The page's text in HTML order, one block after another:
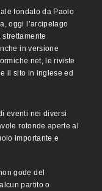
fondato da Paolo
oggi l’arcipelago
in versione
le riviste
il sito in inglese ed
eventi nei diversi
rotonde aperte al
importante e
gode del
partito o